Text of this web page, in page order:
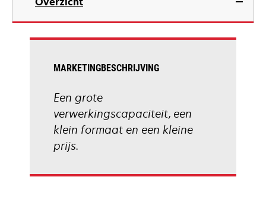
new
MARKETINGBESCHRIJVING
Een grote
verwerkingscapaciteit, een
klein formaat en een kleine
prijs.